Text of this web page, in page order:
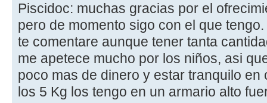
Piscidoc: muchas gracias por el
pero de momento sigo con el que
te comentare aunque tener tanta
me apetece mucho por los niños, asi
poco mas de dinero y estar tranquilo
los 5 Kg los tengo en un armario alto